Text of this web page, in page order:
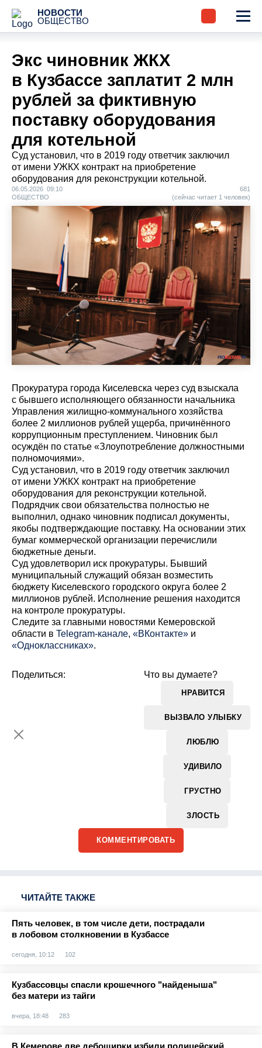
НОВОСТИ
ОБЩЕСТВО
Экс чиновник ЖКХ
в Кузбассе заплатит 2 млн
рублей за фиктивную
поставку оборудования
для котельной
Суд установил, что в 2019 году ответчик заключил
от имени УЖКХ контракт на приобретение
оборудования для реконструкции котельной.
06.05.2026 09:10
ОБЩЕСТВО
681
(сейчас читает 1 человек)
Прокуратура города Киселевска через суд взыскала
с бывшего исполняющего обязанности начальника
Управления жилищно-коммунального хозяйства
более 2 миллионов рублей ущерба, причинённого
коррупционным преступлением. Чиновник был
осуждён по статье «Злоупотребление должностными
полномочиями».
Суд установил, что в 2019 году ответчик заключил
от имени УЖКХ контракт на приобретение
оборудования для реконструкции котельной.
Подрядчик свои обязательства полностью не
выполнил, однако чиновник подписал документы,
якобы подтверждающие поставку. На основании этих
бумаг коммерческой организации перечислили
бюджетные деньги.
Суд удовлетворил иск прокуратуры. Бывший
муниципальный служащий обязан возместить
бюджету Киселевского городского округа более 2
миллионов рублей. Исполнение решения находится
на контроле прокуратуры.
Cледите за главными новостями Кемеровской
области в Telegram-канале, «ВКонтакте» и
«Одноклассниках».
Что вы думаете?
НРАВИТСЯ
ВЫЗВАЛО УЛЫБКУ
ЛЮБЛЮ
УДИВИЛО
ГРУСТНО
ЗЛОСТЬ
Поделиться:
КОММЕНТИРОВАТЬ
ЧИТАЙТЕ ТАКЖЕ
Пять человек, в том числе дети, пострадали
в лобовом столкновении в Кузбассе
сегодня, 10:12 102
Кузбассовцы спасли крошечного "найденыша"
без матери из тайги
вчера, 18:48 283
В Кемерове две дебоширки избили полицейский